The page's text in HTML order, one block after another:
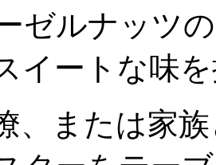
ゼルナッツ
イートな味
、または家